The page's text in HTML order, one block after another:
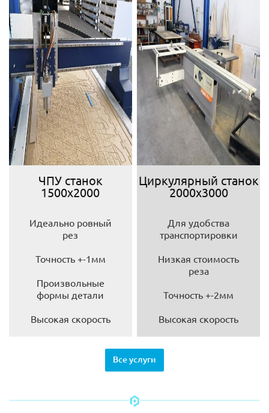
ЧПУ станок
1500х2000
Идеально ровный
рез
Точность +-1мм
Произвольные
формы детали
Высокая скорость
Циркулярный станок
2000х3000
Для удобства
транспортировки
Низкая стоимость
реза
Точность +-2мм
Высокая скорость
Все услуги